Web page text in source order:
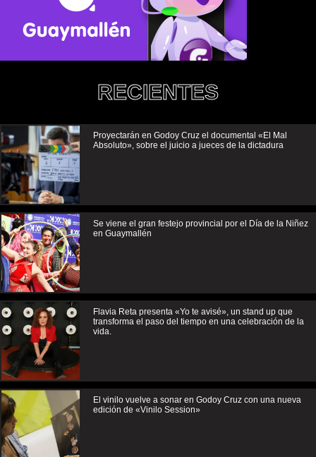
RECIENTES
Proyectarán en Godoy Cruz el documental «El Mal
Absoluto», sobre el juicio a jueces de la dictadura
Se viene el gran festejo provincial por el Día de la Niñez
en Guaymallén
Flavia Reta presenta «Yo te avisé», un stand up que
transforma el paso del tiempo en una celebración de la
vida.
El vinilo vuelve a sonar en Godoy Cruz con una nueva
edición de «Vinilo Session»